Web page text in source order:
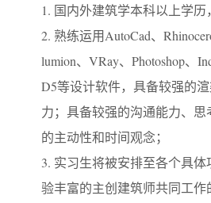
1. 国内外建筑学本科以上学历
2. 熟练运用AutoCad、
lumion、VRay、Photoshop、
D5等设计软件，具备较强的
力；具备较强的沟通能力、
的主动性和时间观念；
3. 实习生将被安排至各个具
验丰富的主创建筑师共同工作